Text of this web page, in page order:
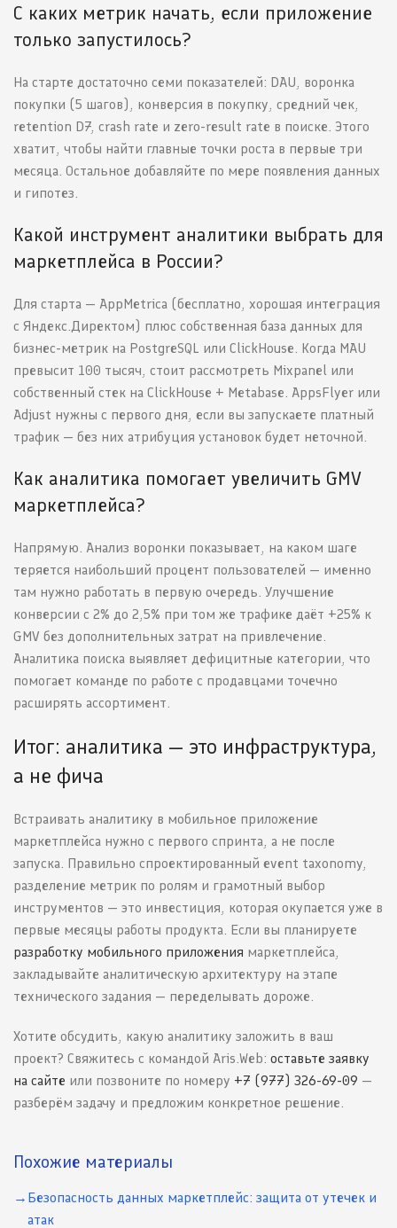
С каких метрик начать, если приложение
только запустилось?
На старте достаточно семи показателей: DAU, воронка
покупки (5 шагов), конверсия в покупку, средний чек,
retention D7, crash rate и zero-result rate в поиске. Этого
хватит, чтобы найти главные точки роста в первые три
месяца. Остальное добавляйте по мере появления данных
и гипотез.
Какой инструмент аналитики выбрать для
маркетплейса в России?
Для старта — AppMetrica (бесплатно, хорошая интеграция
с Яндекс.Директом) плюс собственная база данных для
бизнес-метрик на PostgreSQL или ClickHouse. Когда MAU
превысит 100 тысяч, стоит рассмотреть Mixpanel или
собственный стек на ClickHouse + Metabase. AppsFlyer или
Adjust нужны с первого дня, если вы запускаете платный
трафик — без них атрибуция установок будет неточной.
Как аналитика помогает увеличить GMV
маркетплейса?
Напрямую. Анализ воронки показывает, на каком шаге
теряется наибольший процент пользователей — именно
там нужно работать в первую очередь. Улучшение
конверсии с 2% до 2,5% при том же трафике даёт +25% к
GMV без дополнительных затрат на привлечение.
Аналитика поиска выявляет дефицитные категории, что
помогает команде по работе с продавцами точечно
расширять ассортимент.
Итог: аналитика — это инфраструктура,
а не фича
Встраивать аналитику в мобильное приложение
маркетплейса нужно с первого спринта, а не после
запуска. Правильно спроектированный event taxonomy,
разделение метрик по ролям и грамотный выбор
инструментов — это инвестиция, которая окупается уже в
первые месяцы работы продукта. Если вы планируете
разработку мобильного приложения маркетплейса,
закладывайте аналитическую архитектуру на этапе
технического задания — переделывать дороже.
Хотите обсудить, какую аналитику заложить в ваш
проект? Свяжитесь с командой Aris.Web: оставьте заявку
на сайте или позвоните по номеру +7 (977) 326-69-09 —
разберём задачу и предложим конкретное решение.
Похожие материалы
Безопасность данных маркетплейс: защита от утечек и
атак